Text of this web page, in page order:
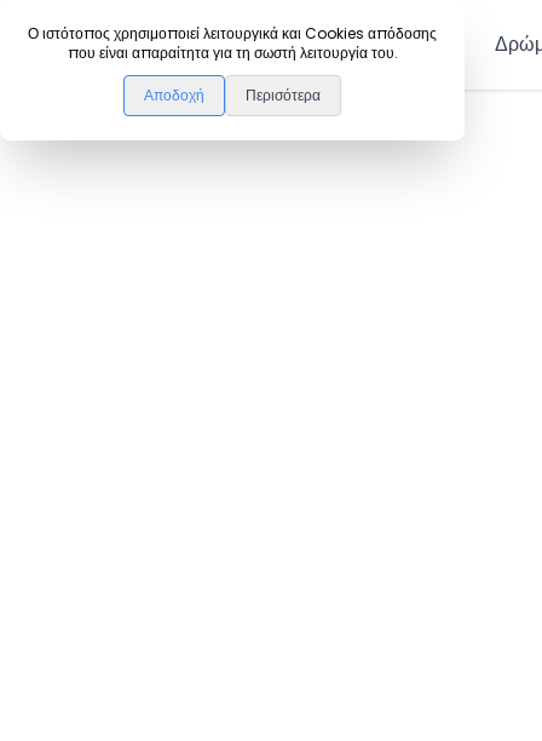
Ο ιστότοπος χρησιμοποιεί λειτουργικά και Cookies απόδοσης
που είναι απαραίτητα για τη σωστή λειτουργία του.
Αποδοχή Περισότερα
DanceLink Μέλη